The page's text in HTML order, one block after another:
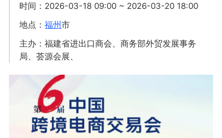
时间：2026-03-18 09:00 ~ 2026-03-20 18:00
地点：福州市
主办：福建省进出口商会、商务部外贸发展事务
局、荟源会展、